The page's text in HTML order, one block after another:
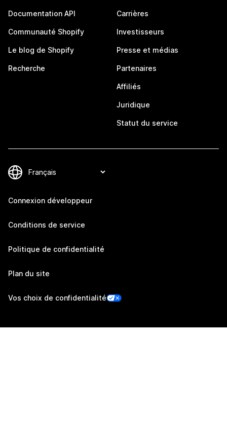
Documentation API
Communauté Shopify
Le blog de Shopify
Recherche
Carrières
Investisseurs
Presse et médias
Partenaires
Affiliés
Juridique
Statut du service
Connexion développeur
Conditions de service
Politique de confidentialité
Plan du site
Vos choix de confidentialité